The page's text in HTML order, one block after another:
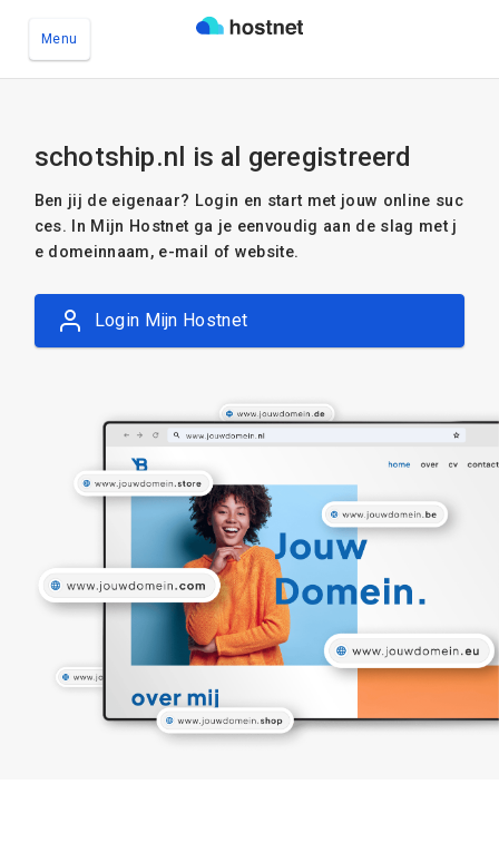
Menu
schotship.nl is al geregistreerd
Ben jij de eigenaar? Login en start met jouw online suc
ces. In Mijn Hostnet ga je eenvoudig aan de slag met j
e domeinnaam, e-mail of website.
Login Mijn Hostnet